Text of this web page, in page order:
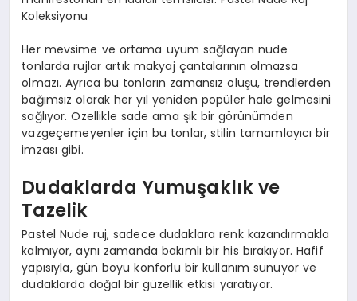
Koleksiyonu
Her mevsime ve ortama uyum sağlayan nude
tonlarda rujlar artık makyaj çantalarının olmazsa
olmazı. Ayrıca bu tonların zamansız oluşu, trendlerden
bağımsız olarak her yıl yeniden popüler hale gelmesini
sağlıyor. Özellikle sade ama şık bir görünümden
vazgeçemeyenler için bu tonlar, stilin tamamlayıcı bir
imzası gibi.
Dudaklarda Yumuşaklık ve
Tazelik
Pastel Nude ruj, sadece dudaklara renk kazandırmakla
kalmıyor, aynı zamanda bakımlı bir his bırakıyor. Hafif
yapısıyla, gün boyu konforlu bir kullanım sunuyor ve
dudaklarda doğal bir güzellik etkisi yaratıyor.